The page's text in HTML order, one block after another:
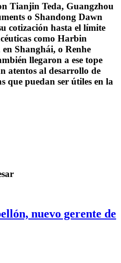
Tianjin Teda, Guangzhou
o Shandong Dawn
cotización hasta el límite
como Harbin
Shanghái, o Renhe
llegaron a ese tope
atentos al desarrollo de
que puedan ser útiles en la
nuevo gerente de